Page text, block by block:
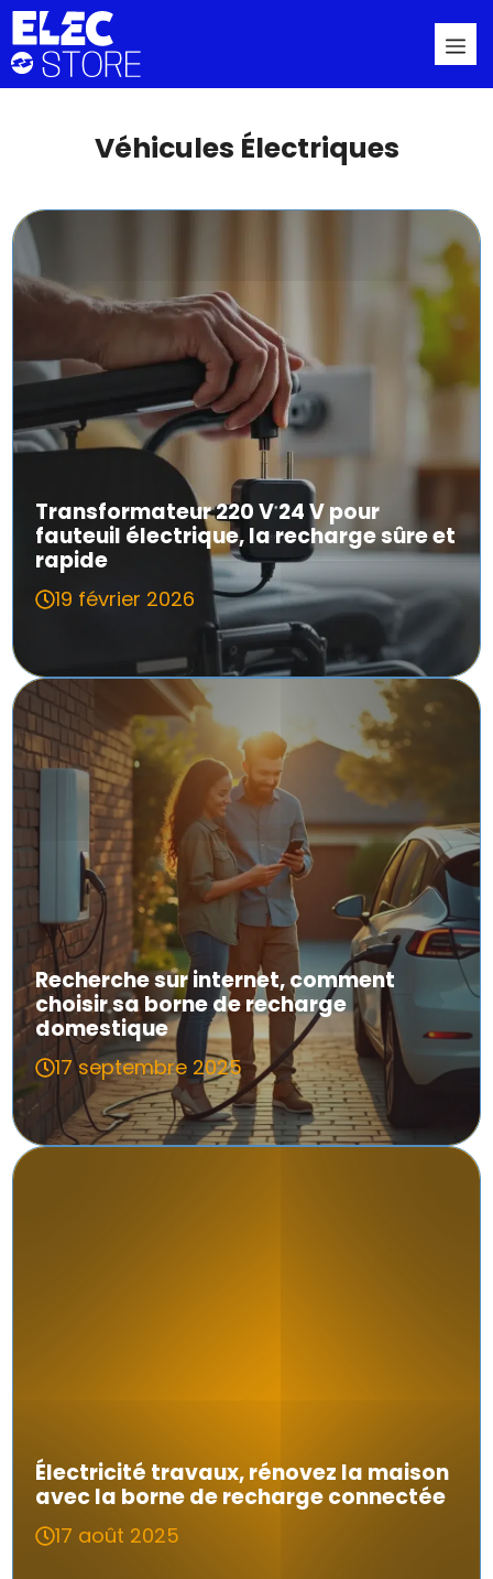
Aller
au
contenu
Véhicules Électriques
Transformateur 220 V 24 V pour
fauteuil électrique, la recharge sûre et
rapide
19 février 2026
Recherche sur internet, comment
choisir sa borne de recharge
domestique
17 septembre 2025
Électricité travaux, rénovez la maison
avec la borne de recharge connectée
17 août 2025